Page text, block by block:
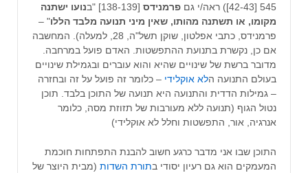
545 [42-43]) ראה/י גם
פרמנידס [138-139] "ב
נועו ישתנה
מקומו, או תשתנה מהותו, שאין מיני תנועה מלבד הללו" –
פרמנידס, כתבי אפלטון, שוקן תשל"ה, 28, למעלה). המחשבה
אם כן, נקשרת בתנועת ההתפשטות. האדם פועל במרחבה.
מדובר ברשת של שינויים שהיא והוא עוברים ובגמילת שינויים
בעולם התנועה הלא אוקלידי – כלומר זה פועל על זה ובחזרה
– גמילות הדדית והתנועה היא תנועה של התוכן בלבד. תוכן
נטול הגוף (תנועה ללא מעורבות של תזוזת מסה, כלומר
אנרגיה, אור, התפשטות וחלל לא אוקלידי)
התוכן שבו אני מדבר כרגע חשוב להבנת התפתחות חוכמת
המעמקים הוא גם רעיון יסודי בתורת השדות (מבית היוצר של